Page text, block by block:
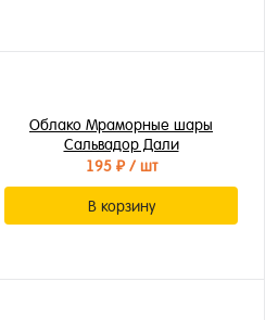
Облако Мраморные шары
Сальвадор Дали
195 ₽/ шт
В корзину